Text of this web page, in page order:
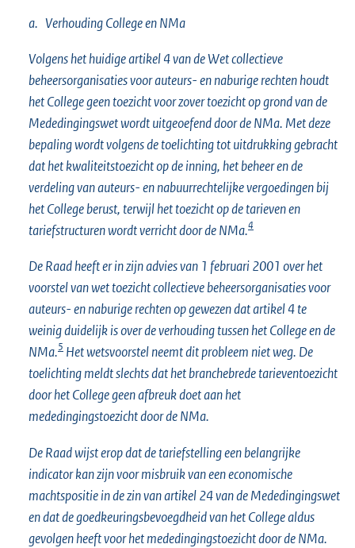
a. Verhouding College en NMa
Volgens het huidige artikel 4 van de Wet collectieve
beheersorganisaties voor auteurs- en naburige rechten houdt
het College geen toezicht voor zover toezicht op grond van de
Mededingingswet wordt uitgeoefend door de NMa. Met deze
bepaling wordt volgens de toelichting tot uitdrukking gebracht
dat het kwaliteitstoezicht op de inning, het beheer en de
verdeling van auteurs- en nabuurrechtelijke vergoedingen bij
het College berust, terwijl het toezicht op de tarieven en
tariefstructuren wordt verricht door de NMa.4
De Raad heeft er in zijn advies van 1 februari 2001 over het
voorstel van wet toezicht collectieve beheersorganisaties voor
auteurs- en naburige rechten op gewezen dat artikel 4 te
weinig duidelijk is over de verhouding tussen het College en de
NMa.5 Het wetsvoorstel neemt dit probleem niet weg. De
toelichting meldt slechts dat het branchebrede tarieventoezicht
door het College geen afbreuk doet aan het
mededingingstoezicht door de NMa.
De Raad wijst erop dat de tariefstelling een belangrijke
indicator kan zijn voor misbruik van een economische
machtspositie in de zin van artikel 24 van de Mededingingswet
en dat de goedkeuringsbevoegdheid van het College aldus
gevolgen heeft voor het mededingingstoezicht door de NMa.